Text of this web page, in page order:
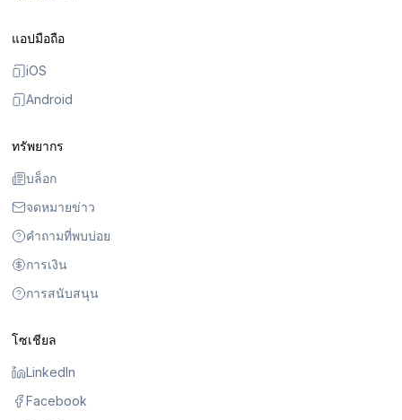
แอปมือถือ
iOS
Android
ทรัพยากร
บล็อก
จดหมายข่าว
คำถามที่พบบ่อย
การเงิน
การสนับสนุน
โซเชียล
LinkedIn
Facebook